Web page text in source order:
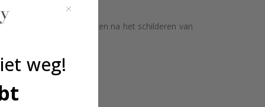
Wacht 3 weken na het schilderen van
met ons op.
weg!